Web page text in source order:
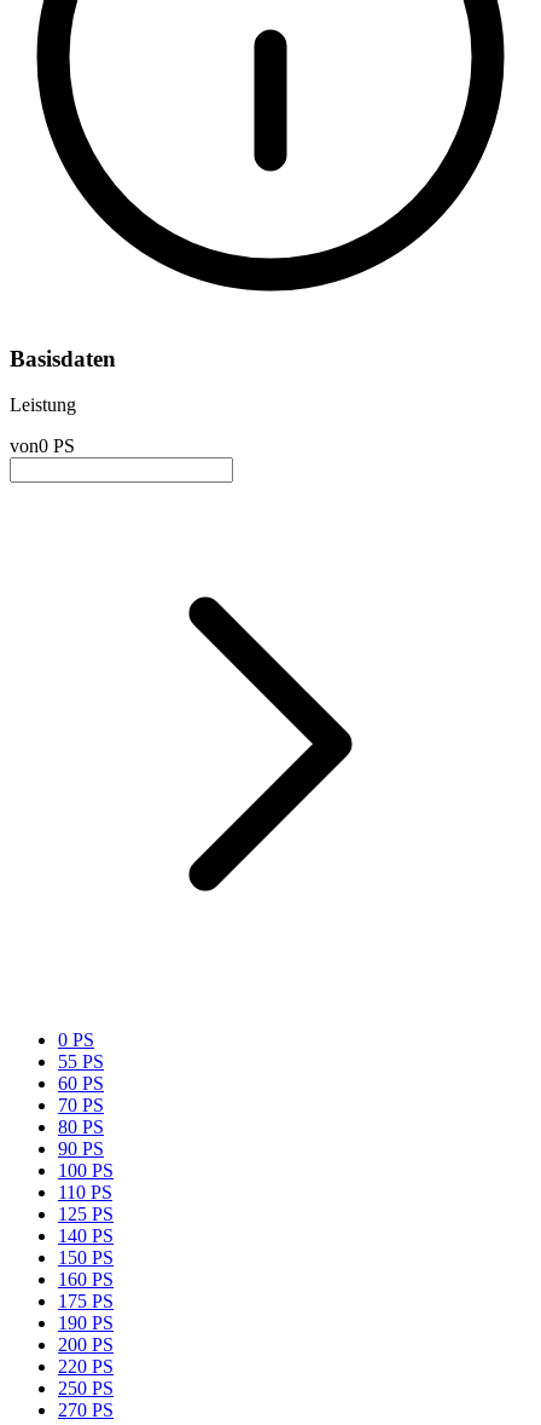
Basisdaten
Leistung
von0 PS
0 PS
55 PS
60 PS
70 PS
80 PS
90 PS
100 PS
110 PS
125 PS
140 PS
150 PS
160 PS
175 PS
190 PS
200 PS
220 PS
250 PS
270 PS